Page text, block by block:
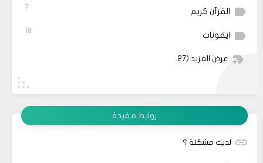
القرآن كريم 7
ايقونات 18
عرض المزيد (27)
روابط مفيدة
لديك مشكلة ؟